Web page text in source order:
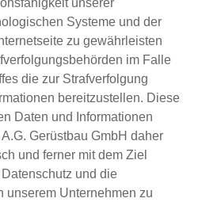
unserer
Systeme und der
zu gewährleisten
im Falle
die zur Strafverfolgung
bereitzustellen. Diese
Daten und Informationen
Gerüstbau GmbH daher
und ferner mit dem Ziel
und die
unserem Unternehmen zu